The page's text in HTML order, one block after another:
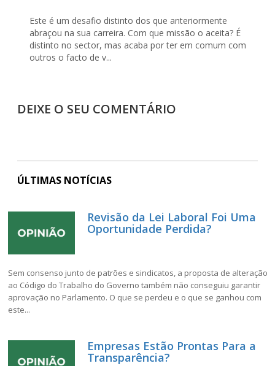
Este é um desafio distinto dos que anteriormente
abraçou na sua carreira. Com que missão o aceita? É
distinto no sector, mas acaba por ter em comum com
outros o facto de v...
DEIXE O SEU COMENTÁRIO
ÚLTIMAS NOTÍCIAS
Revisão da Lei Laboral Foi Uma
Oportunidade Perdida?
Sem consenso junto de patrões e sindicatos, a proposta de alteração
ao Código do Trabalho do Governo também não conseguiu garantir
aprovação no Parlamento. O que se perdeu e o que se ganhou com
este...
Empresas Estão Prontas Para a
Transparência?